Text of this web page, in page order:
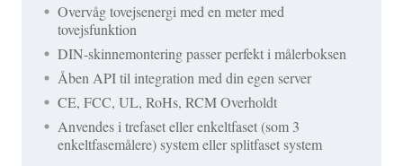
Overvåg tovejsenergi med en meter med
tovejsfunktion
DIN-skinnemontering passer perfekt i målerboksen
Åben API til integration med din egen server
CE, FCC, UL, RoHs, RCM Overholdt
Anvendes i trefaset eller enkeltfaset (som 3
enkeltfasemålere) system eller splitfaset system